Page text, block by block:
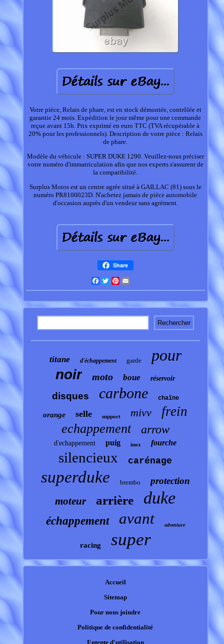
Votre pièce, Relais de phare, est en stock démontée, contrôlée et
garantie 24 mois. Expédition le jour même pour une commande
reçue avant 15h. Prix exprimé en euro TTC (TVA récupérable à
20% pour les professionnels). Description de votre pièce : Relais
de phare.
Modèle du véhicule : SUPER DUKE 1290. Veuillez-nous préciser
votre numéro d'immatriculation afin que nos experts s'assurent de
la compatibilité.
Surplus Motos est un centre agrée situé à GAILLAC (81) sous le
numéro PR8100023D. N'achetez jamais de pièce automobile
d'occasion auprès d'un vendeur sans agrément.
Share
Facebook
TwitterPinterest
titane d'échappement garde pour
noir moto boue réservoir
disques carbone chaîne
orange selle support mivv frein
echappement arrow
d'echappement puig inox fourche
silencieux carénage
superduke brembo protection
moteur arrière duke
échappement avant adventure
racing super
Accueil
Sitemap
Pour nous joindre
Politique de confidentialité
Entente d'utilisation